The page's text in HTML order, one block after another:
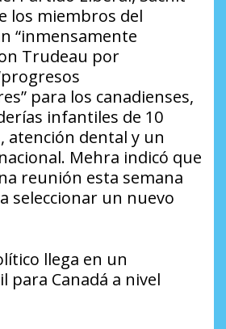
los miembros del
“inmensamente
Trudeau por
para los canadienses,
infantiles de 10
atención dental y un
Mehra indicó que
reunión esta semana
seleccionar un nuevo
llega en un
para Canadá a nivel